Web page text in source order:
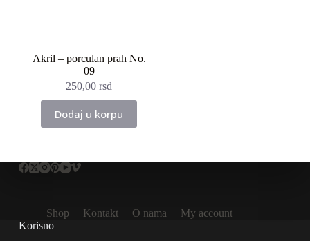
Akril – porculan prah No.
09
250,00rsd
Dodaj u korpu
Shop Kontakt O nama
My account
Korisno